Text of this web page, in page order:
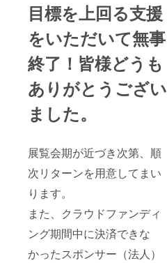
目標を上回る支援
をいただいて無事
終了！皆様どうも
ありがとうござい
ました。
展覧会期が近づき次第、順
次リターンを用意してまい
ります。
また、クラウドファンディ
ング期間中に決済できな
かったスポンサー（法人）